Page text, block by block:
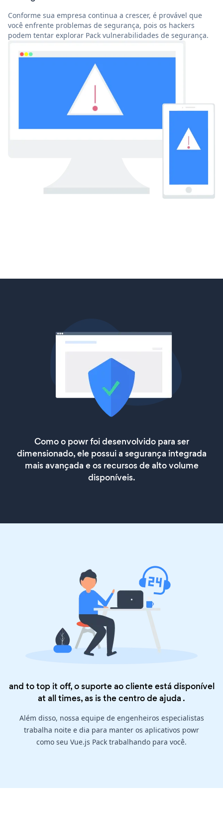
Conforme sua empresa continua a crescer, é provável que
você enfrente problemas de segurança, pois os hackers
podem tentar explorar Pack vulnerabilidades de segurança.
Como o powr foi desenvolvido para ser
dimensionado, ele possui a segurança integrada
mais avançada e os recursos de alto volume
disponíveis.
and to top it off, o suporte ao cliente está disponível
at all times, as is thecentro de ajuda .
Além disso, nossa equipe de engenheiros especialistas
trabalha noite e dia para manter os aplicativos powr
como seu Vue.js Pack trabalhando para você.